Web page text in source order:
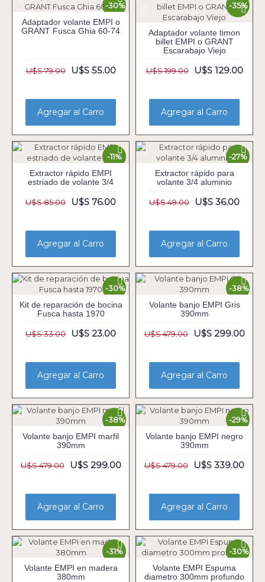
-30%
Adaptador volante EMPI o
GRANT Fusca Ghia 60-74
U$S 79.00 U$S 55.00
Agregar al Carro
-35%
Adaptador volante timon
billet EMPI o GRANT
Escarabajo Viejo
U$S 199.00 U$S 129.00
Agregar al Carro
-11%
Extractor rápido EMPI
estriado de volante 3/4
U$S 85.00 U$S 76.00
Agregar al Carro
-27%
Extractor rápido para
volante 3/4 aluminio
U$S 49.00 U$S 36.00
Agregar al Carro
-30%
Kit de reparación de bocina
Fusca hasta 1970
U$S 33.00 U$S 23.00
Agregar al Carro
-38%
Volante banjo EMPI Gris
390mm
U$S 479.00 U$S 299.00
Agregar al Carro
-38%
Volante banjo EMPI marfil
390mm
U$S 479.00 U$S 299.00
Agregar al Carro
-29%
Volante banjo EMPI negro
390mm
U$S 479.00 U$S 339.00
Agregar al Carro
-31%
Volante EMPI en madera
380mm
-30%
Volante EMPI Espuma
diametro 300mm profundo